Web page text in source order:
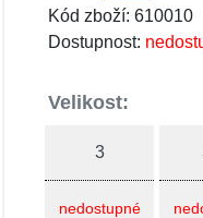
Kód zboží: 610010
Dostupnost:
Velikost:
3
nedostupné